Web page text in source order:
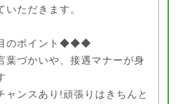
いただきます。
ポイント◆◆◆
葉づかいや、接遇マナーが身
ャンスあり!頑張りはきちんと